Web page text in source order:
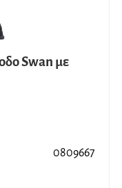
Swan με
0809667